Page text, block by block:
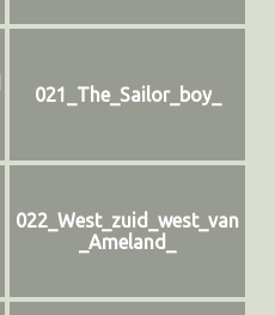
021_The_Sailor_boy_
022_West_zuid_west_van
_Ameland_